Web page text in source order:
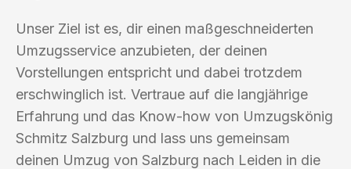
Unser Ziel ist es, dir einen maßgeschneiderten
Umzugsservice anzubieten, der deinen
Vorstellungen entspricht und dabei trotzdem
erschwinglich ist. Vertraue auf die langjährige
Erfahrung und das Know-how von Umzugskönig
Schmitz Salzburg und lass uns gemeinsam
deinen Umzug von Salzburg nach Leiden in die